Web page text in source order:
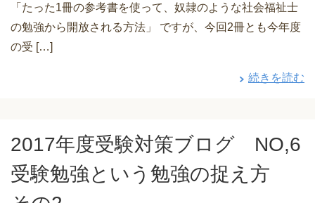
「たった1冊の参考書を使って、奴隷のような社会福祉士
の勉強から開放される方法」 ですが、今回2冊とも今年度
の受 […]
続きを読む
2017年度受験対策ブログ NO,6
受験勉強という勉強の捉え方